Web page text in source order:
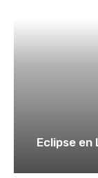
Eclipse en